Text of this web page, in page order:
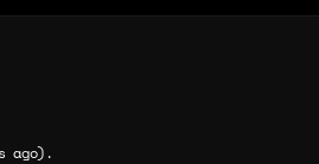
ago).